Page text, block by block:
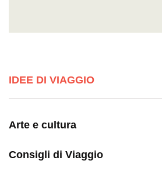
IDEE DI VIAGGIO
Arte e cultura
Consigli di Viaggio